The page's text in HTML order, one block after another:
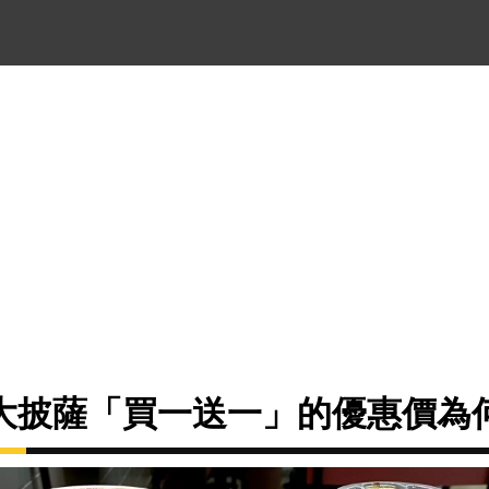
披薩「買一送一」的優惠價為